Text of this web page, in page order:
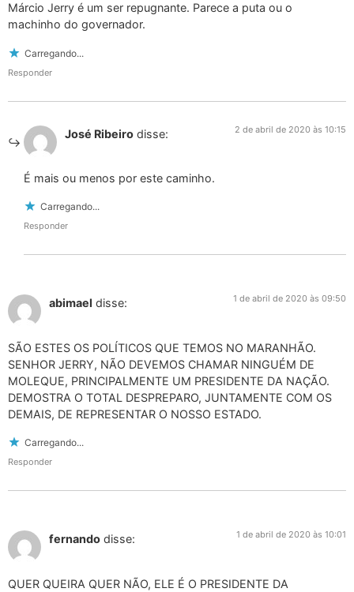
Márcio Jerry é um ser repugnante. Parece a puta ou o
machinho do governador.
Carregando...
Responder
José Ribeiro disse: 2 de abril de 2020 às 10:15
É mais ou menos por este caminho.
Carregando...
Responder
abimael disse: 1 de abril de 2020 às 09:50
SÃO ESTES OS POLÍTICOS QUE TEMOS NO MARANHÃO.
SENHOR JERRY, NÃO DEVEMOS CHAMAR NINGUÉM DE
MOLEQUE, PRINCIPALMENTE UM PRESIDENTE DA NAÇÃO.
DEMOSTRA O TOTAL DESPREPARO, JUNTAMENTE COM OS
DEMAIS, DE REPRESENTAR O NOSSO ESTADO.
Carregando...
Responder
fernando disse: 1 de abril de 2020 às 10:01
QUER QUEIRA QUER NÃO, ELE É O PRESIDENTE DA